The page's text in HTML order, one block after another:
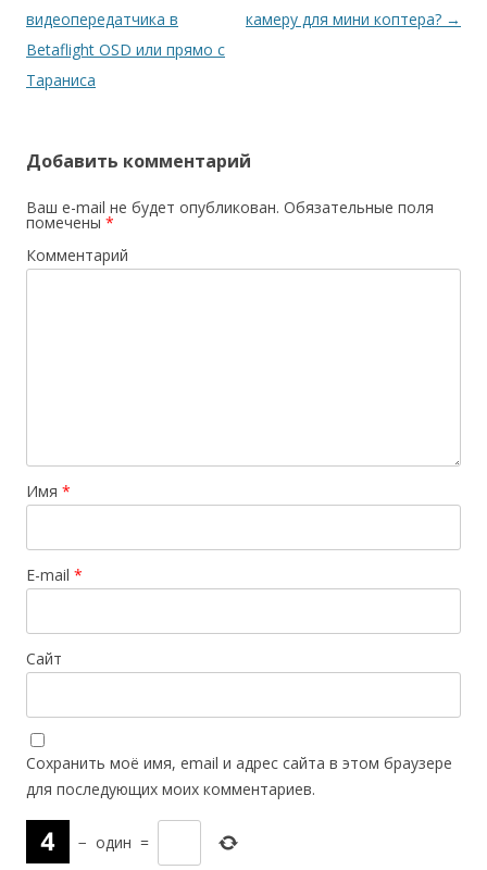
по
записям
видеопередатчика в
Betaflight OSD или прямо с
Тараниса
камеру для мини коптера? →
Добавить комментарий
Ваш e-mail не будет опубликован. Обязательные поля
помечены *
Комментарий
Имя *
E-mail *
Сайт
Сохранить моё имя, email и адрес сайта в этом браузере
для последующих моих комментариев.
− один =